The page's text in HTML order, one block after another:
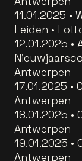
11.01.2025 •
Leiden •
12.01.2025 •
Antwerpen
17.01.2025 •
Antwerpen
18.01.2025
Antwerpen
19.01.2025
Antwerpen